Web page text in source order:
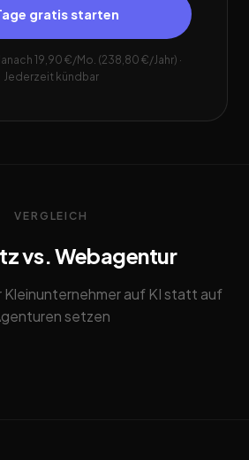
gratis starten
19,90 €/Mo. (238,80 €/Jahr) ·
Jederzeit kündbar
VERGLEICH
vs. Webagentur
Kleinunternehmer auf KI statt auf
setzen